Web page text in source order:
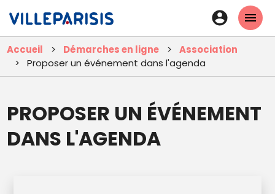
contenu
principal
En-
tête
-
Accueil Démarches en ligne
Association
Proposer un événement dans l'agenda
PROPOSER UN ÉVÉNEMENT
DANS L'AGENDA